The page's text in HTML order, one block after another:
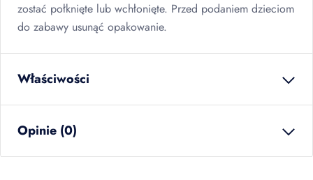
zostać połknięte lub wchłonięte. Przed podaniem dzieciom
do zabawy usunąć opakowanie.
Właściwości
ilość w opakowaniu
zbiorczym
Opinie (0)